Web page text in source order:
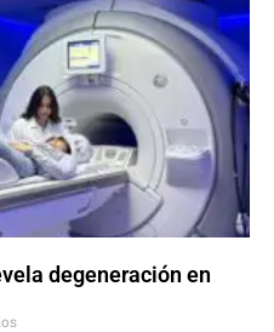
degeneración en